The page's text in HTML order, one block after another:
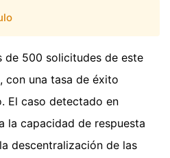
de 500 solicitudes de este
con una tasa de éxito
El caso detectado en
la capacidad de respuesta
descentralización de las